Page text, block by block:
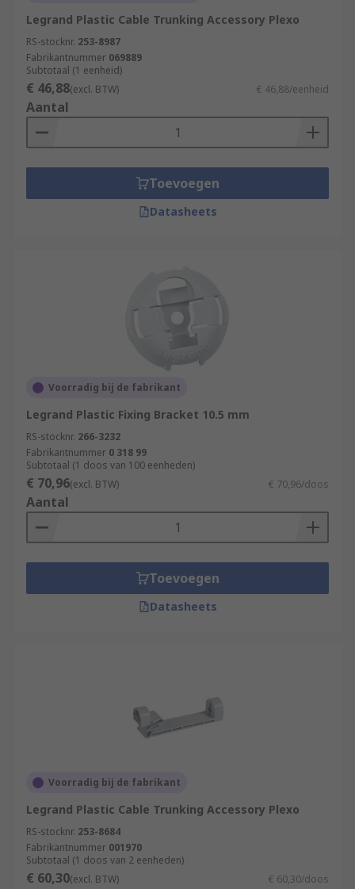
Legrand Plastic Cable Trunking Accessory Plexo
RS-stocknr. 253-8987
Fabrikantnummer 069889
Subtotaal (1 eenheid)
€ 46,88(excl. BTW) € 46,88/eenheid
Aantal
Toevoegen
Datasheets
Voorradig bij de fabrikant
Legrand Plastic Fixing Bracket 10.5 mm
RS-stocknr. 266-3232
Fabrikantnummer 0 318 99
Subtotaal (1 doos van 100 eenheden)
€ 70,96(excl. BTW) € 70,96/doos
Aantal
Toevoegen
Datasheets
Voorradig bij de fabrikant
Legrand Plastic Cable Trunking Accessory Plexo
RS-stocknr. 253-8684
Fabrikantnummer 001970
Subtotaal (1 doos van 2 eenheden)
€ 60,30(excl. BTW) € 60,30/doos